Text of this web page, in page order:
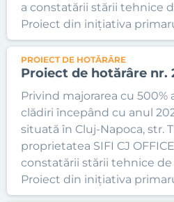
a constatării stării tehnice
Proiect din inițiativa
PROIECT DE HOTĂRÂRE
Proiect de hotărâre nr.
Privind majorarea cu
clădiri începând cu anul
situată în Cluj-Napoca, str.
proprietatea SIFI CJ
constatării stării tehnice
Proiect din inițiativa